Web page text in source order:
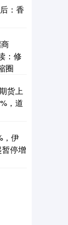
：香
：修
圈
货上
，道
，伊
停增